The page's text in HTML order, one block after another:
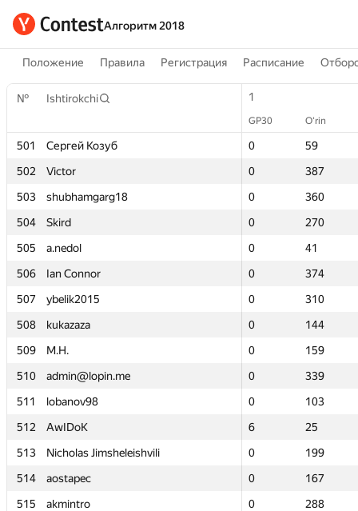
Алгоритм 2018
Положение Правила Регистрация Расписание
№ Ishtirokchi 1
GP30 O‘rin
501 Сергей Козуб 0
59
502
Victor 0
387
503
shubhamgarg18 0
360
504
Skird 0
270
505
a.nedol 0
41
506
Ian Connor 0
374
507
ybelik2015 0
310
508
kukazaza 0
144
509
M.H. 0
159
510
admin@lopin.me 0
339
511
lobanov98 0
103
512
AwIDoK 6
25
513
Nicholas Jimsheleishvili 0
199
514
aostapec 0
167
515
akmintro 0
288
№ Ishtirokchi 1
GP30 O‘rin
501 Сергей Козуб 0
59
502
Victor 0
387
503
shubhamgarg18 0
360
504
Skird 0
270
505
a.nedol 0
41
506
Ian Connor 0
374
507
ybelik2015 0
310
508
kukazaza 0
144
509
M.H. 0
159
510
admin@lopin.me 0
339
511
lobanov98 0
103
512
AwIDoK 6
25
513
Nicholas Jimsheleishvili 0
199
514
aostapec 0
167
515
akmintro 0
288